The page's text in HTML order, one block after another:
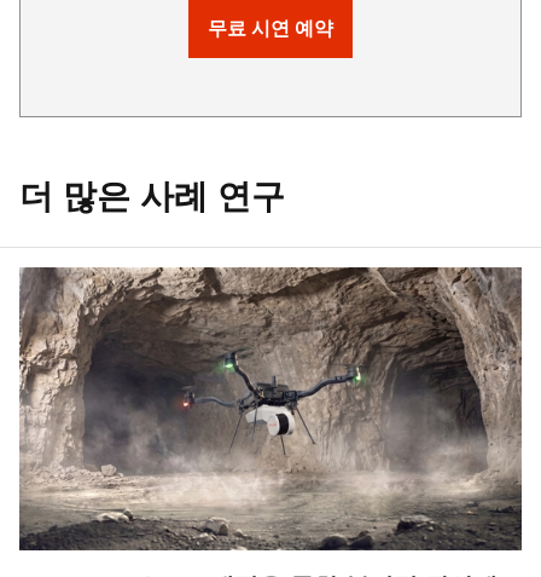
무료 시연 예약
더 많은 사례 연구